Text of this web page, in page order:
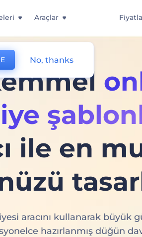
Araçlar
ile en
aracını kullanarak büyük
hazırlanmış düğün
No, thanks